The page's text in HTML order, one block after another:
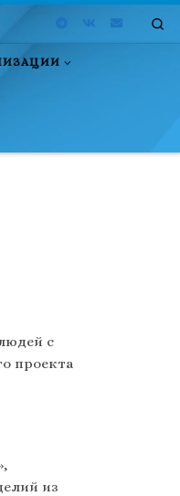
с
проекта
из